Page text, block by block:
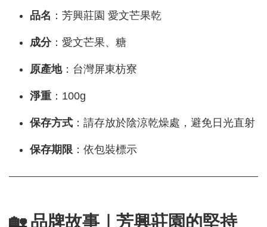
品名 ：芳興莊園 愛文芒果乾
成分：愛文芒果、糖
原產地：台灣屏東枋寮
淨重 ：100g
保存方式 ：請存放於陰涼乾燥處，避免日光直射
保存期限 ：依包裝標示
🏡 品牌故事｜芳興莊園的堅持